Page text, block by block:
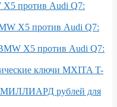
против Audi Q7:
X5 против Audi Q7:
X5 против Audi Q7:
ключи MXITA T-
МИЛЛИАРД рублей для